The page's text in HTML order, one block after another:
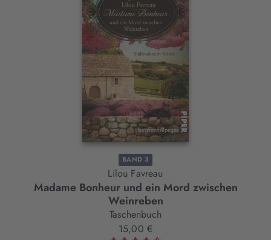
BAND 3
Lilou Favreau
Madame Bonheur und ein Mord zwischen
Weinreben
Taschenbuch
15,00 €